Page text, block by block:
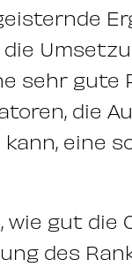
sehr gute
die
eine
wie gut die
des